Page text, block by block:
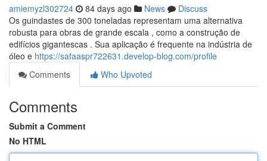
amiemyzl302724 84 days ago News
Discuss
Os guindastes de 300 toneladas representam uma alternativa
robusta para obras de grande escala , como a construção de
edifícios gigantescas . Sua aplicação é frequente na indústria de
óleo e https://safaaspr722631.develop-blog.com/profile
Comments
Who Upvoted
Comments
Submit a Comment
No HTML